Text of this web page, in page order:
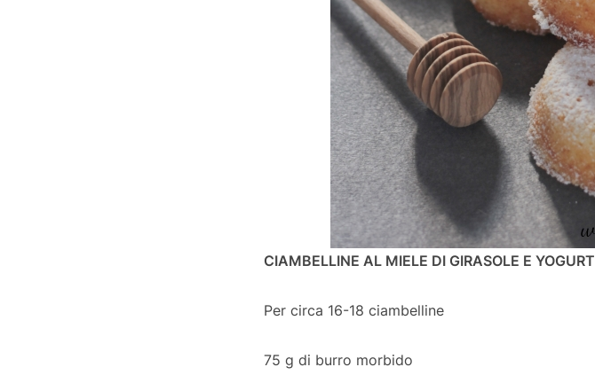
CIAMBELLINE AL MIELE DI GIRASOLE E YOGURT
Per circa 16-18 ciambelline
75 g di burro morbido